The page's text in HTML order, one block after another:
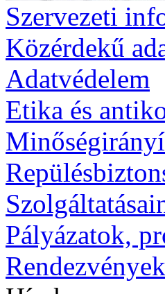
Szervezeti
Közérdekű
Adatvédelem
Etika és
Pályázatok,
Rendezvények